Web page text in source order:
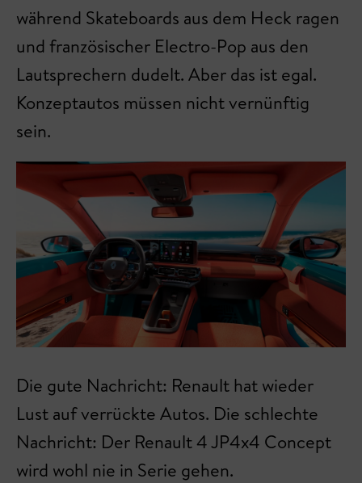
während Skateboards aus dem Heck ragen
und französischer Electro-Pop aus den
Lautsprechern dudelt. Aber das ist egal.
Konzeptautos müssen nicht vernünftig
sein.
Die gute Nachricht: Renault hat wieder
Lust auf verrückte Autos. Die schlechte
Nachricht: Der Renault 4 JP4x4 Concept
wird wohl nie in Serie gehen.